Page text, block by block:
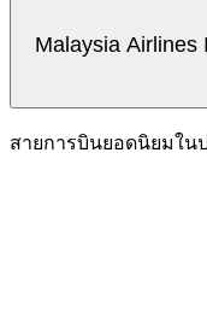
Malaysia Airlines
สายการบินยอดนิยมใน